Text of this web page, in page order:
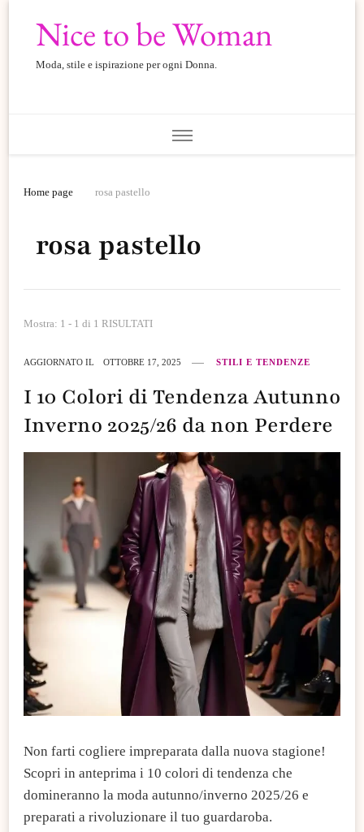
Nice to be Woman
Moda, stile e ispirazione per ogni Donna.
Home page rosa pastello
rosa pastello
Mostra: 1 - 1 di 1 RISULTATI
AGGIORNATO IL OTTOBRE 17, 2025 STILI E TENDENZE
I 10 Colori di Tendenza Autunno
Inverno 2025/26 da non Perdere
Non farti cogliere impreparata dalla nuova stagione!
Scopri in anteprima i 10 colori di tendenza che
domineranno la moda autunno/inverno 2025/26 e
preparati a rivoluzionare il tuo guardaroba.